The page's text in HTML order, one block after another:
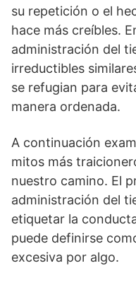
su repetición o el
hace más creíbles.
administración del
irreductibles
se refugian para
manera ordenada.
A continuación
mitos más
nuestro camino. El
administración del
etiquetar la
puede definirse
excesiva por algo.